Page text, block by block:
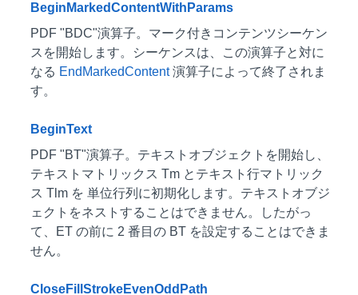
BeginMarkedContentWithParams
PDF "BDC"演算子。マーク付きコンテンツシーケン
スを開始します。シーケンスは、この演算子と対に
なる EndMarkedContent演算子によって終了されま
す。
BeginText
PDF "BT"演算子。テキストオブジェクトを開始し、
テキストマトリックス Tm とテキスト行マトリック
ス Tlm を 単位行列に初期化します。テキストオブジ
ェクトをネストすることはできません。したがっ
て、ET の前に 2 番目の BT を設定することはできま
せん。
CloseFillStrokeEvenOddPath